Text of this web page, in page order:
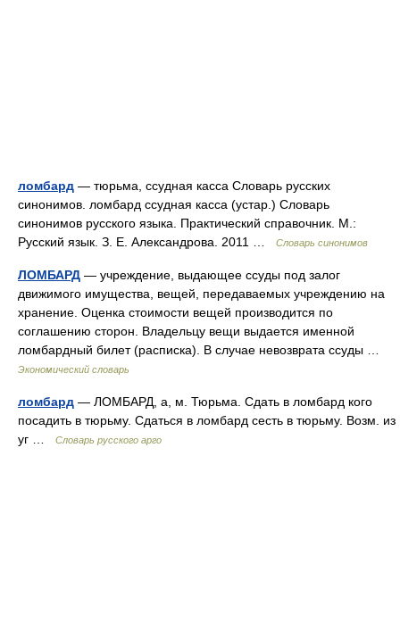
ломбард — тюрьма, ссудная касса Словарь русских
синонимов. ломбард ссудная касса (устар.) Словарь
синонимов русского языка. Практический справочник. М.:
Русский язык. З. Е. Александрова. 2011 …
Словарь синонимов
ЛОМБАРД — учреждение, выдающее ссуды под залог
движимого имущества, вещей, передаваемых учреждению на
хранение. Оценка стоимости вещей производится по
соглашению сторон. Владельцу вещи выдается именной
ломбардный билет (расписка). В случае невозврата ссуды …
Экономический словарь
ломбард — ЛОМБАРД, а, м. Тюрьма. Сдать в ломбард кого
посадить в тюрьму. Сдаться в ломбард сесть в тюрьму. Возм. из
уг …
Словарь русского арго